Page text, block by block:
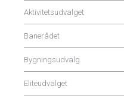
Aktivitetsudvalget
Banerådet
Bygningsudvalg
Eliteudvalget